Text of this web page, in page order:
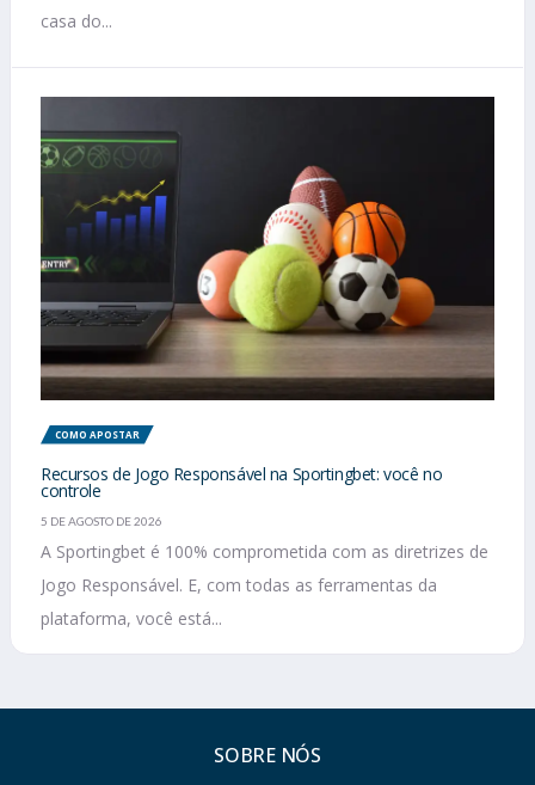
casa do...
COMO APOSTAR
Recursos de Jogo Responsável na Sportingbet: você no
controle
5 DE AGOSTO DE 2026
A Sportingbet é 100% comprometida com as diretrizes de
Jogo Responsável. E, com todas as ferramentas da
plataforma, você está...
SOBRE NÓS